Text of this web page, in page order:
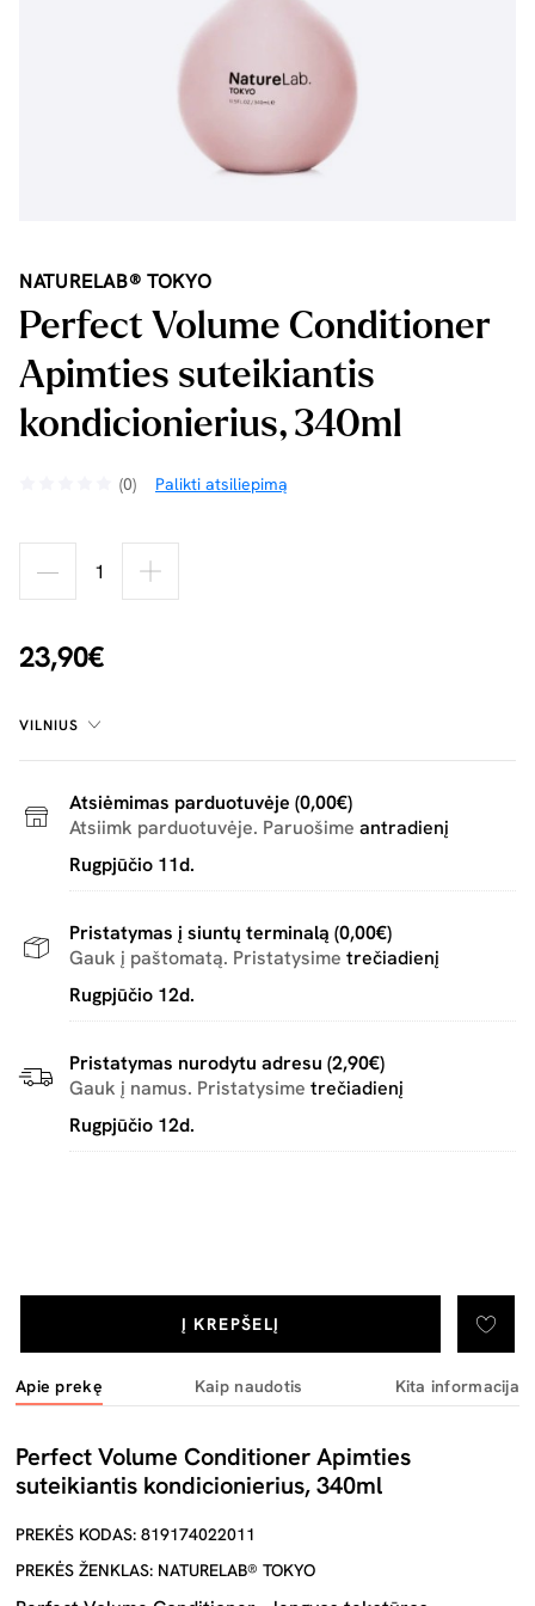
NATURELAB® TOKYO
Perfect Volume Conditioner
Apimties suteikiantis
kondicionierius, 340ml
(0) Palikti atsiliepimą
23,90€
Į KREPŠELĮ
VILNIUS
Atsiėmimas parduotuvėje (0,00€)
Atsiimk parduotuvėje. Paruošime antradienį
Rugpjūčio 11d.
Pristatymas į siuntų terminalą (0,00€)
Gauk į paštomatą. Pristatysime trečiadienį
Rugpjūčio 12d.
Pristatymas nurodytu adresu (2,90€)
Gauk į namus. Pristatysime trečiadienį
Rugpjūčio 12d.
Apie prekę Kaip naudotis Kita informacija
Perfect Volume Conditioner Apimties
suteikiantis kondicionierius, 340ml
PREKĖS KODAS: 819174022011
PREKĖS ŽENKLAS: NATURELAB® TOKYO